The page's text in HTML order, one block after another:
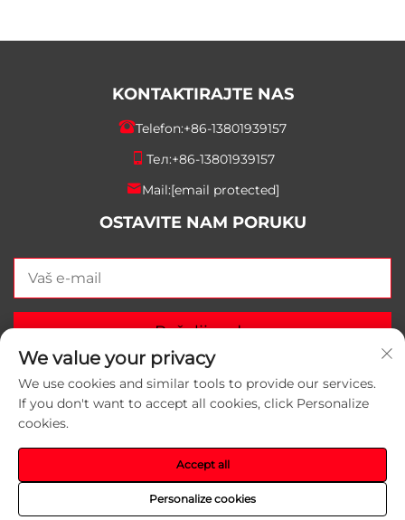
KONTAKTIRAJTE NAS
Telefon:+86-13801939157
Тел:+86-13801939157
Mail:[email protected]
OSTAVITE NAM PORUKU
Pošalji sada
Autorska prava © 2025 Suzhou Yunlei Packaging
privatnosti
We value your privacy
We use cookies and similar tools to provide our services.
If you don't want to accept all cookies, click Personalize
cookies.
Personalize cookies
Accept all